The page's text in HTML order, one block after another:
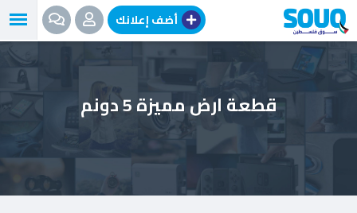
انتقل
إلى
المحتوى
أضف إعلانك
قطعة ارض مميزة 5 دونم